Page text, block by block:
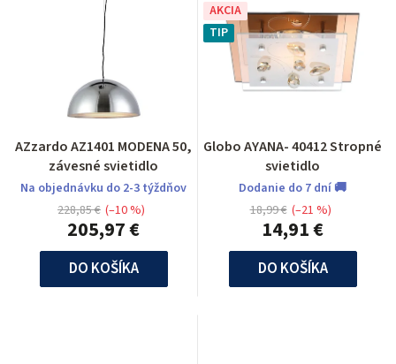
AZzardo AZ1401 MODENA 50,
závesné svietidlo
Na objednávku do 2-3 týždňov
205,97 €
228,85 € (–10 %)
DO KOŠÍKA
AKCIA
TIP
Globo AYANA- 40412 Stropné
svietidlo
Dodanie do 7 dní 🚚
14,91 €
18,99 € (–21 %)
DO KOŠÍKA